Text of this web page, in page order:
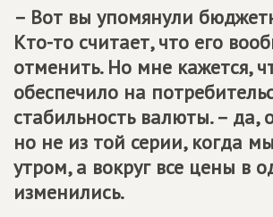
– Вот вы упомянули
Кто-то считает, что его
отменить. Но мне кажется,
обеспечило на
стабильность валюты. – да,
но не из той серии, когда
утром, а вокруг все цены в
изменились.